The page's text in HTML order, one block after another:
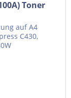
Toner
auf A4
C430,